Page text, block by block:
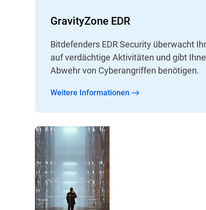
GravityZone EDR
Bitdefenders EDR Security überwacht
auf verdächtige Aktivitäten und gibt
Abwehr von Cyberangriffen benötigen.
Weitere Informationen